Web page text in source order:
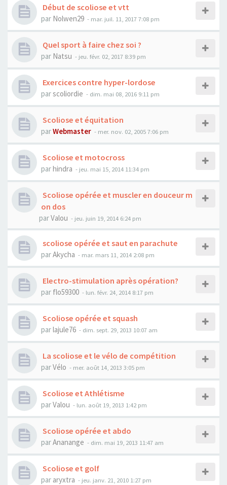
Début de scoliose et vtt
par Nolwen29 - mar. juil. 11, 2017 7:08 pm
Quel sport à faire chez soi ?
par Natsu - jeu. févr. 02, 2017 8:39 pm
Exercices contre hyper-lordose
parscoliordie - dim. mai 08, 2016 9:11 pm
Scoliose et équitation
parWebmaster - mer. nov. 02, 2005 7:06 pm
Scoliose et motocross
parhindra - jeu. mai 15, 2014 11:34 pm
Scoliose opérée et muscler en douceur m
on dos
parValou - jeu. juin 19, 2014 6:24 pm
scoliose opérée et saut en parachute
parAkycha - mar. mars 11, 2014 2:08 pm
Electro-stimulation après opération?
par flo59300 - lun. févr. 24, 2014 8:17 pm
Scoliose opérée et squash
parlajule76 - dim. sept. 29, 2013 10:07 am
La scoliose et le vélo de compétition
parVélo - mer. août 14, 2013 3:05 pm
Scoliose et Athlétisme
parValou - lun. août 19, 2013 1:42 pm
Scoliose opérée et abdo
parAnanange - dim. mai 19, 2013 11:47 am
Scoliose et golf
par aryxtra - jeu. janv. 21, 2010 1:27 pm